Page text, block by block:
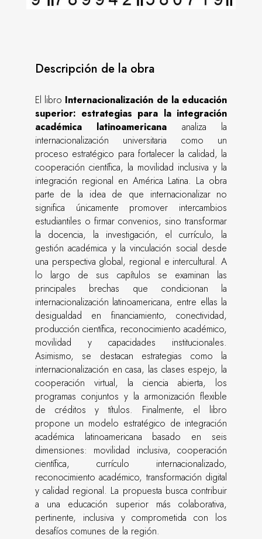
Descripción de la obra
El libro Internacionalización de la educación
superior: estrategias para la integración
académica latinoamericana analiza la
internacionalización universitaria como un
proceso estratégico para fortalecer la calidad, la
cooperación científica, la movilidad inclusiva y la
integración regional en América Latina. La obra
parte de la idea de que internacionalizar no
significa únicamente promover intercambios
estudiantiles o firmar convenios, sino transformar
la docencia, la investigación, el currículo, la
gestión académica y la vinculación social desde
una perspectiva global, regional e intercultural. A
lo largo de sus capítulos se examinan las
principales brechas que condicionan la
internacionalización latinoamericana, entre ellas la
desigualdad en financiamiento, conectividad,
producción científica, reconocimiento académico,
movilidad y capacidades institucionales.
Asimismo, se destacan estrategias como la
internacionalización en casa, las clases espejo, la
cooperación virtual, la ciencia abierta, los
programas conjuntos y la armonización flexible
de créditos y títulos. Finalmente, el libro
propone un modelo estratégico de integración
académica latinoamericana basado en seis
dimensiones: movilidad inclusiva, cooperación
científica, currículo internacionalizado,
reconocimiento académico, transformación digital
y calidad regional. La propuesta busca contribuir
a una educación superior más colaborativa,
pertinente, inclusiva y comprometida con los
desafíos comunes de la región.